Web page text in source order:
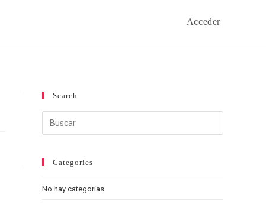
Acceder
Search
Categories
No hay categorías